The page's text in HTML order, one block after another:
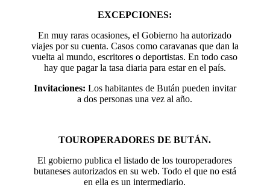
EXCEPCIONES:
En muy raras ocasiones, el Gobierno ha autorizado
viajes por su cuenta. Casos como caravanas que dan la
vuelta al mundo, escritores o deportistas. En todo caso
hay que pagar la tasa diaria para estar en el país.
Invitaciones: Los habitantes de Bután pueden invitar
a dos personas una vez al año.
TOUROPERADORES DE BUTÁN.
El gobierno publica el listado de los touroperadores
butaneses autorizados en su web. Todo el que no está
en ella es un intermediario.